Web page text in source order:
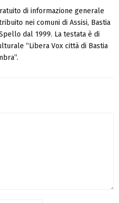
di informazione generale
nei comuni di Assisi, Bastia
dal 1999. La testata è di
“Libera Vox città di Bastia